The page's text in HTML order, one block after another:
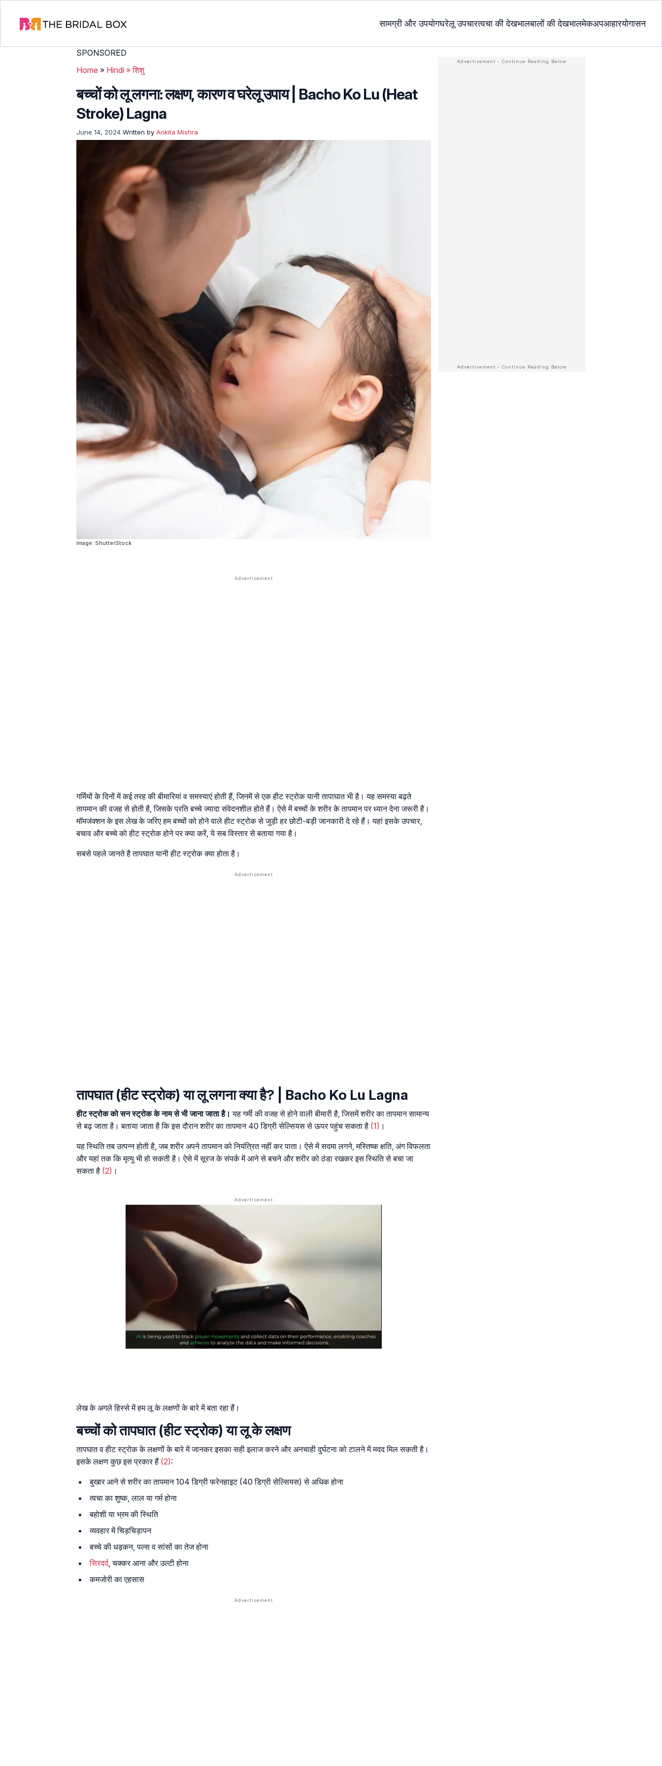
सामग्री और उपयोगघरेलू उपचारत्वचा की देखभालबालों की देखभालमेकअपआहारयोगासन
SPONSORED
Home » Hindi »शिशु
बच्चों को लू लगना: लक्षण, कारण व घरेलू उपाय | Bacho Ko Lu (Heat
Stroke) Lagna
June 14, 2024 Written by Ankita Mishra
Image: ShutterStock
गर्मियों के दिनों में कई तरह की बीमारियां व समस्याएं होती हैं, जिनमें से एक हीट स्ट्रोक यानी तापाघात भी है। यह समस्या बढ़ते
तापमान की वजह से होती है, जिसके प्रति बच्चे ज्यादा संवेदनशील होते हैं। ऐसे में बच्चों के शरीर के तापमान पर ध्यान देना जरूरी है।
मॉमजंक्शन के इस लेख के जरिए हम बच्चों को होने वाले हीट स्ट्रोक से जुड़ी हर छोटी-बड़ी जानकारी दे रहे हैं। यहां इसके उपचार,
बचाव और बच्चे को हीट स्ट्रोक होने पर क्या करें, ये सब विस्तार से बताया गया है।
सबसे पहले जानते है तापघात यानी हीट स्ट्रोक क्या होता है।
तापघात (हीट स्ट्रोक) या लू लगना क्या है? | Bacho Ko Lu Lagna
हीट स्ट्रोक को सन स्ट्रोक के नाम से भी जाना जाता है। यह गर्मी की वजह से होने वाली बीमारी है, जिसमें शरीर का तापमान सामान्य
से बढ़ जाता है। बताया जाता है कि इस दौरान शरीर का तापमान 40 डिग्री सेल्सियस से ऊपर पहुंच सकता है (1) ।
यह स्थिति तब उत्पन्न होती है, जब शरीर अपने तापमान को नियंत्रित नहीं कर पाता। ऐसे में सदमा लगने, मस्तिष्क क्षति, अंग विफलता
और यहां तक कि मृत्यु भी हो सकती है। ऐसे में सूरज के संपर्क में आने से बचने और शरीर को ठंडा रखकर इस स्थिति से बचा जा
सकता है (2) ।
लेख के अगले हिस्से में हम लू के लक्षणों के बारे में बता रहा हैं।
बच्चों को तापघात (हीट स्ट्रोक) या लू के लक्षण
तापघात व हीट स्ट्रोक के लक्षणों के बारे में जानकर इसका सही इलाज करने और अनचाही दुर्घटना को टालने में मदद मिल सकती है।
इसके लक्षण कुछ इस प्रकार हैं (2):
बुखार आने से शरीर का तापमान 104 डिग्री फरेनहाइट (40 डिग्री सेल्सियस) से अधिक होना
त्वचा का शुष्क, लाल या गर्म होना
बहोशी या भ्रम की स्थिति
व्यवहार में चिड़चिड़ापन
बच्चे की धड़कन, पल्स व सांसों का तेज होना
सिरदर्द, चक्कर आना और उल्टी होना
कमजोरी का एहसास